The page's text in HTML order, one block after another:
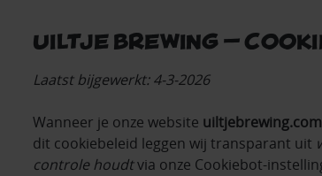
Uiltje Brewing –
Laatst bijgewerkt: 4-3-2026
Wanneer je onze website uiltjebrewing.com
dit cookiebeleid leggen wij transparant uit
controle houdtvia onze